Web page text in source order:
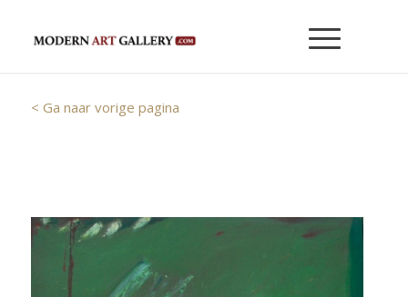
< Ga naar vorige pagina